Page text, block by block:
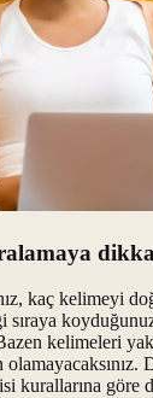
kaç kelimeyi
sıraya
kelimeleri
kurallarına göre